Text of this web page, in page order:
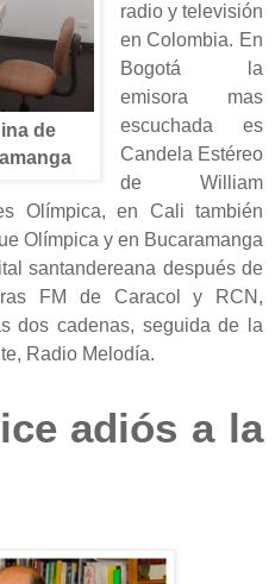
de
radio y televisión
en Colombia. En
Bogotá la
emisora mas
escuchada es
Candela Estéreo
de William
Olímpica, en Cali también
Olímpica y en Bucaramanga
santandereana después de
FM de Caracol y RCN,
dos cadenas, seguida de la
Radio Melodía.
adiós a la